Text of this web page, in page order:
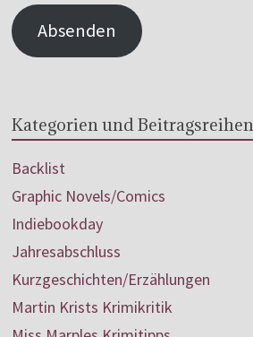
Absenden
Kategorien und Beitragsreihen
Backlist
Graphic Novels/Comics
Indiebookday
Jahresabschluss
Kurzgeschichten/Erzählungen
Martin Krists Krimikritik